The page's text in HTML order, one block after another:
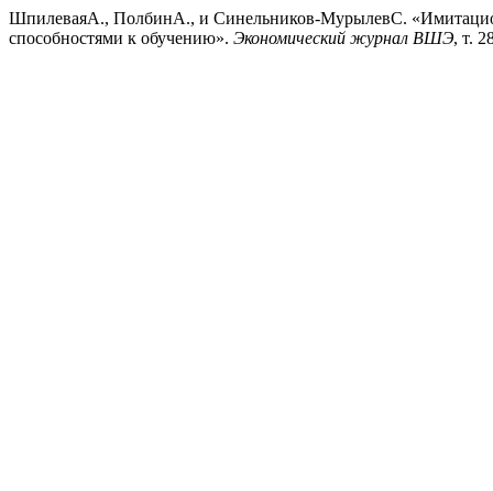
ШпилеваяА., ПолбинА., и Синельников-МурылевС.
способностями к обучению». Экономический журнал ВШЭ, т.